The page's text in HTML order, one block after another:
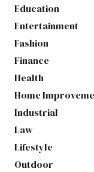
Education
Entertainment
Fashion
Finance
Health
Home
Industrial
Law
Lifestyle
Outdoor